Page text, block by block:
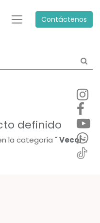
Contáctenos
definido
la categoría " Vecol".